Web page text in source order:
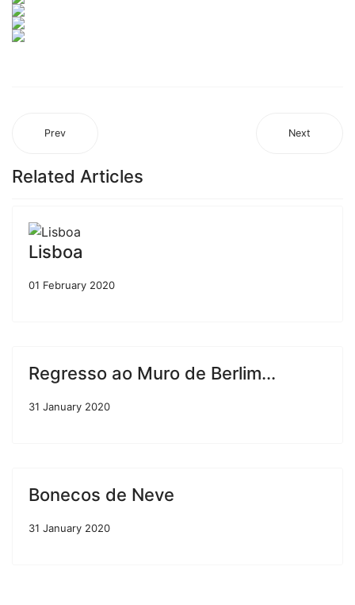
Prev Next
Related Articles
Lisboa
01 February 2020
Regresso ao Muro de Berlim...
31 January 2020
Bonecos de Neve
31 January 2020